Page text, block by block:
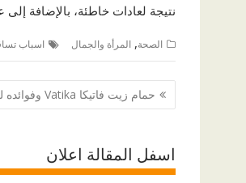
نتيجة لعادات خاطئة، بالإضافة
الصحة, المرأة والجمال اسباب
تصفّح
المقالات
حمام زيت فاتيكا Vatika وفوائده للشعر وطريقة استخدامه
اسفل المقالة اعلان